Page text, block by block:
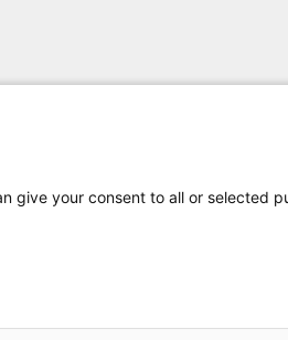
give your consent to all or selected